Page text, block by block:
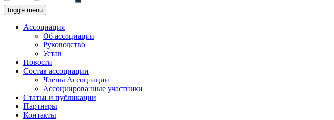
toggle menu
Ассоциация
Об ассоциации
Руководство
Устав
Новости
Состав ассоциации
Члены Ассоциации
Ассоциированные участники
Статьи и публикации
Партнеры
Контакты